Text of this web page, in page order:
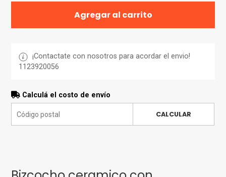
Agregar al carrito
¡Contactate con nosotros para acordar el envio!
1123920056
Calculá el costo de envío
CALCULAR